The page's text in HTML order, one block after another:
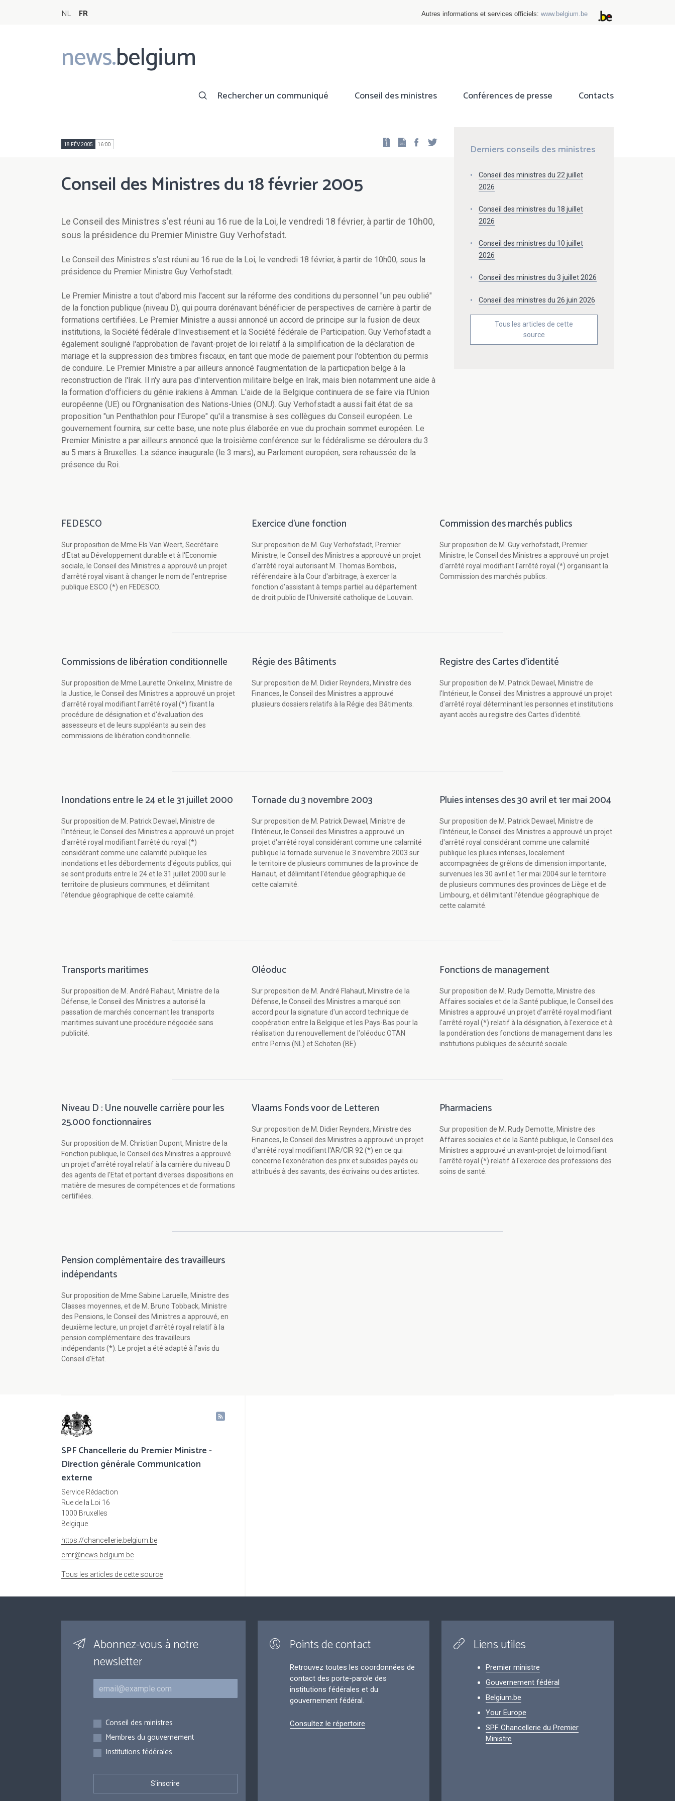
NL FR Autres informations et services officiels: www.belgium.be
news.belgium
Main
navigation
Rechercher un communiqué Conseil des ministres Conférences de presse Contacts
18 FÉV 2005 16:00 Facebook
Conseil des Ministres du 18 février 2005
Le Conseil des Ministres s'est réuni au 16 rue de la Loi, le vendredi 18 février, à partir de 10h00,
sous la présidence du Premier Ministre Guy Verhofstadt.
Le Conseil des Ministres s'est réuni au 16 rue de la Loi, le vendredi 18 février, à partir de 10h00, sous la
présidence du Premier Ministre Guy Verhofstadt.
Le Premier Ministre a tout d'abord mis l'accent sur la réforme des conditions du personnel "un peu oublié"
de la fonction publique (niveau D), qui pourra dorénavant bénéficier de perspectives de carrière à partir de
formations certifiées. Le Premier Ministre a aussi annoncé un accord de principe sur la fusion de deux
institutions, la Société fédérale d'Investisement et la Société fédérale de Participation. Guy Verhofstadt a
également souligné l'approbation de l'avant-projet de loi relatif à la simplification de la déclaration de
mariage et la suppression des timbres fiscaux, en tant que mode de paiement pour l'obtention du permis
de conduire. Le Premier Ministre a par ailleurs annoncé l'augmentation de la particpation belge à la
reconstruction de l'Irak. Il n'y aura pas d'intervention militaire belge en Irak, mais bien notamment une aide à
la formation d'officiers du génie irakiens à Amman. L'aide de la Belgique continuera de se faire via l'Union
européenne (UE) ou l'Orgnanisation des Nations-Unies (ONU). Guy Verhofstadt a aussi fait état de sa
proposition "un Penthathlon pour l'Europe" qu'il a transmise à ses collègues du Conseil européen. Le
gouvernement fournira, sur cette base, une note plus élaborée en vue du prochain sommet européen. Le
Premier Ministre a par ailleurs annoncé que la troisième conférence sur le fédéralisme se déroulera du 3
au 5 mars à Bruxelles. La séance inaugurale (le 3 mars), au Parlement européen, sera rehaussée de la
présence du Roi.
Derniers conseils des ministres
Conseil des ministres du 22 juillet
2026
Conseil des ministres du 18 juillet
2026
Conseil des ministres du 10 juillet
2026
Conseil des ministres du 3 juillet 2026
Conseil des ministres du 26 juin 2026
Tous les articles de cette
source
FEDESCO
Sur proposition de Mme Els Van Weert, Secrétaire
d'Etat au Développement durable et à l'Economie
sociale, le Conseil des Ministres a approuvé un projet
d'arrêté royal visant à changer le nom de l'entreprise
publique ESCO (*) en FEDESCO.
Exercice d'une fonction
Sur proposition de M. Guy Verhofstadt, Premier
Ministre, le Conseil des Ministres a approuvé un projet
d'arrêté royal autorisant M. Thomas Bombois,
référendaire à la Cour d'arbitrage, à exercer la
fonction d'assistant à temps partiel au département
de droit public de l'Université catholique de Louvain.
Commission des marchés publics
Sur proposition de M. Guy verhofstadt, Premier
Ministre, le Conseil des Ministres a approuvé un projet
d'arrêté royal modifiant l'arrêté royal (*) organisant la
Commission des marchés publics.
Commissions de libération conditionnelle
Sur proposition de Mme Laurette Onkelinx, Ministre de
la Justice, le Conseil des Ministres a approuvé un projet
d'arrêté royal modifiant l'arrêté royal (*) fixant la
procédure de désignation et d'évaluation des
assesseurs et de leurs suppléants au sein des
commissions de libération conditionnelle.
Régie des Bâtiments
Sur proposition de M. Didier Reynders, Ministre des
Finances, le Conseil des Ministres a approuvé
plusieurs dossiers relatifs à la Régie des Bâtiments.
Registre des Cartes d'identité
Sur proposition de M. Patrick Dewael, Ministre de
l'Intérieur, le Conseil des Ministres a approuvé un projet
d'arrêté royal déterminant les personnes et institutions
ayant accès au registre des Cartes d'identité.
Inondations entre le 24 et le 31 juillet 2000
Sur proposition de M. Patrick Dewael, Ministre de
l'Intérieur, le Conseil des Ministres a approuvé un projet
d'arrêté royal modifiant l'arrêté du royal (*)
considérant comme une calamité publique les
inondations et les débordements d'égouts publics, qui
se sont produits entre le 24 et le 31 juillet 2000 sur le
territoire de plusieurs communes, et délimitant
l'étendue géographique de cette calamité.
Tornade du 3 novembre 2003
Sur proposition de M. Patrick Dewael, Ministre de
l'Intérieur, le Conseil des Ministres a approuvé un
projet d'arrêté royal considérant comme une calamité
publique la tornade survenue le 3 novembre 2003 sur
le territoire de plusieurs communes de la province de
Hainaut, et délimitant l'étendue géographique de
cette calamité.
Pluies intenses des 30 avril et 1er mai 2004
Sur proposition de M. Patrick Dewael, Ministre de
l'Intérieur, le Conseil des Ministres a approuvé un projet
d'arrêté royal considérant comme une calamité
publique les pluies intenses, localement
accompagnées de grêlons de dimension importante,
survenues les 30 avril et 1er mai 2004 sur le territoire
de plusieurs communes des provinces de Liège et de
Limbourg, et délimitant l'étendue géographique de
cette calamité.
Transports maritimes
Sur proposition de M. André Flahaut, Ministre de la
Défense, le Conseil des Ministres a autorisé la
passation de marchés concernant les transports
maritimes suivant une procédure négociée sans
publicité.
Oléoduc
Sur proposition de M. André Flahaut, Ministre de la
Défense, le Conseil des Ministres a marqué son
accord pour la signature d'un accord technique de
coopération entre la Belgique et les Pays-Bas pour la
réalisation du renouvellement de l'oléoduc OTAN
entre Pernis (NL) et Schoten (BE)
Fonctions de management
Sur proposition de M. Rudy Demotte, Ministre des
Affaires sociales et de la Santé publique, le Conseil des
Ministres a approuvé un projet d'arrêté royal modifiant
l'arrêté royal (*) relatif à la désignation, à l'exercice et à
la pondération des fonctions de management dans les
institutions publiques de sécurité sociale.
Niveau D : Une nouvelle carrière pour les
25.000 fonctionnaires
Sur proposition de M. Christian Dupont, Ministre de la
Fonction publique, le Conseil des Ministres a approuvé
un projet d'arrêté royal relatif à la carrière du niveau D
des agents de l'Etat et portant diverses dispositions en
matière de mesures de compétences et de formations
certifiées.
Vlaams Fonds voor de Letteren
Sur proposition de M. Didier Reynders, Ministre des
Finances, le Conseil des Ministres a approuvé un projet
d'arrêté royal modifiant l'AR/CIR 92 (*) en ce qui
concerne l'exonération des prix et subsides payés ou
attribués à des savants, des écrivains ou des artistes.
Pharmaciens
Sur proposition de M. Rudy Demotte, Ministre des
Affaires sociales et de la Santé publique, le Conseil des
Ministres a approuvé un avant-projet de loi modifiant
l'arrêté royal (*) relatif à l'exercice des professions des
soins de santé.
Pension complémentaire des travailleurs
indépendants
Sur proposition de Mme Sabine Laruelle, Ministre des
Classes moyennes, et de M. Bruno Tobback, Ministre
des Pensions, le Conseil des Ministres a approuvé, en
deuxième lecture, un projet d'arrêté royal relatif à la
pension complémentaire des travailleurs
indépendants (*). Le projet a été adapté à l'avis du
Conseil d'Etat.
SPF Chancellerie du Premier Ministre -
Direction générale Communication
externe
Service Rédaction
Rue de la Loi 16
1000 Bruxelles
Belgique
https://chancellerie.belgium.be
cmr@news.belgium.be
Tous les articles de cette source
Abonnez-vous à notre
newsletter
Courriel
Inscriptions
Conseil des ministres
Membres du gouvernement
Institutions fédérales
Points de contact
Retrouvez toutes les coordonnées de
contact des porte-parole des
institutions fédérales et du
gouvernement fédéral.
Consultez le répertoire
Liens utiles
Premier ministre
Gouvernement fédéral
Belgium.be
Your Europe
SPF Chancellerie du Premier
Ministre